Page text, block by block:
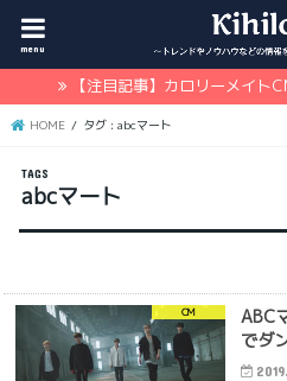
menu
【注目記事】カロリーメイト
HOME タグ : abcマート
abcマート
CM
ABC
でダ